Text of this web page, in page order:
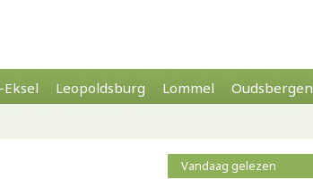
Leopoldsburg Lommel Oudsbergen
Vandaag gelezen